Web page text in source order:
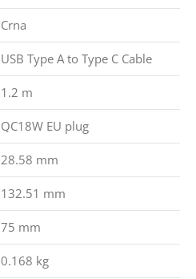
Crna
USB Type A to Type C Cable
1.2 m
QC18W EU plug
28.58 mm
132.51 mm
75 mm
0.168 kg